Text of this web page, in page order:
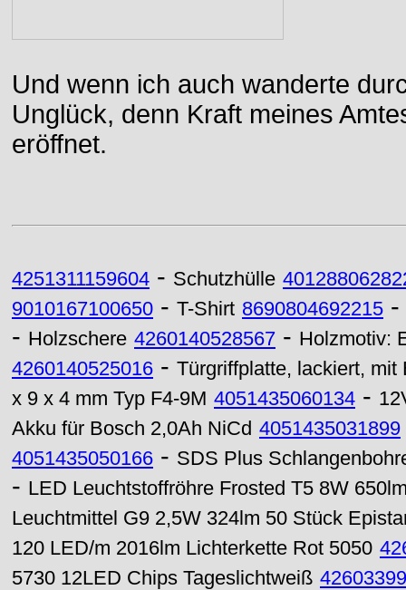
Und wenn ich auch wanderte
Unglück, denn Kraft meines
eröffnet.
4251311159604 - Schutzhülle
9010167100650 - T-Shirt 8690804692215 -
- Holzschere 4260140528567 - Holzmotiv:
4260140525016 - Türgriffplatte, lackiert, mit
x 9 x 4 mm Typ F4-9M 4051435060134 -
Akku für Bosch 2,0Ah NiCd 4051435031899
4051435050166 - SDS Plus
- LED Leuchtstoffröhre Frosted T5 8W
Leuchtmittel G9 2,5W 324lm 50 Stück
120 LED/m 2016lm Lichterkette Rot 5050
5730 12LED Chips Tageslichtweiß